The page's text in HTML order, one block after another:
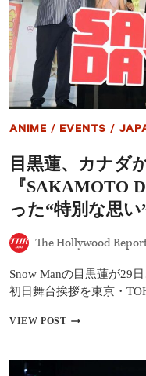
結
下
津
優
太
監
督、
ハ
リ
ッ
KPE
と
契
『み
に
幸
れ』
米
ANIME / EVENTS /
目黒蓮、カナダ
『SAKAMOTO
った“特別な思い
The Hollywood
Snow Manの目黒蓮が29
初日舞台挨拶を東京・
VIEW POST目
カ